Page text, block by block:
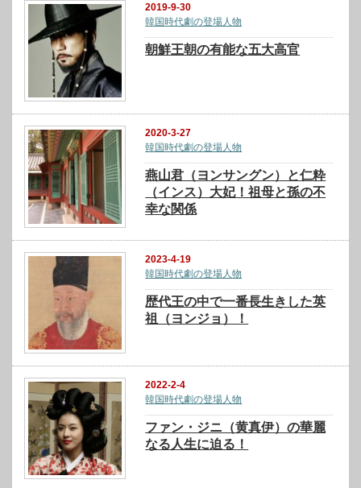
2019-9-30
韓国時代劇の登場人物
朝鮮王朝の有能な五大高官
2020-3-27
韓国時代劇の登場人物
燕山君（ヨンサングン）と仁粋
（インス）大妃！祖母と孫の不
幸な関係
2023-4-19
韓国時代劇の登場人物
歴代王の中で一番長生きした英
祖（ヨンジョ）！
2022-2-4
韓国時代劇の登場人物
ファン・ジニ（黄真伊）の華麗
なる人生に迫る！